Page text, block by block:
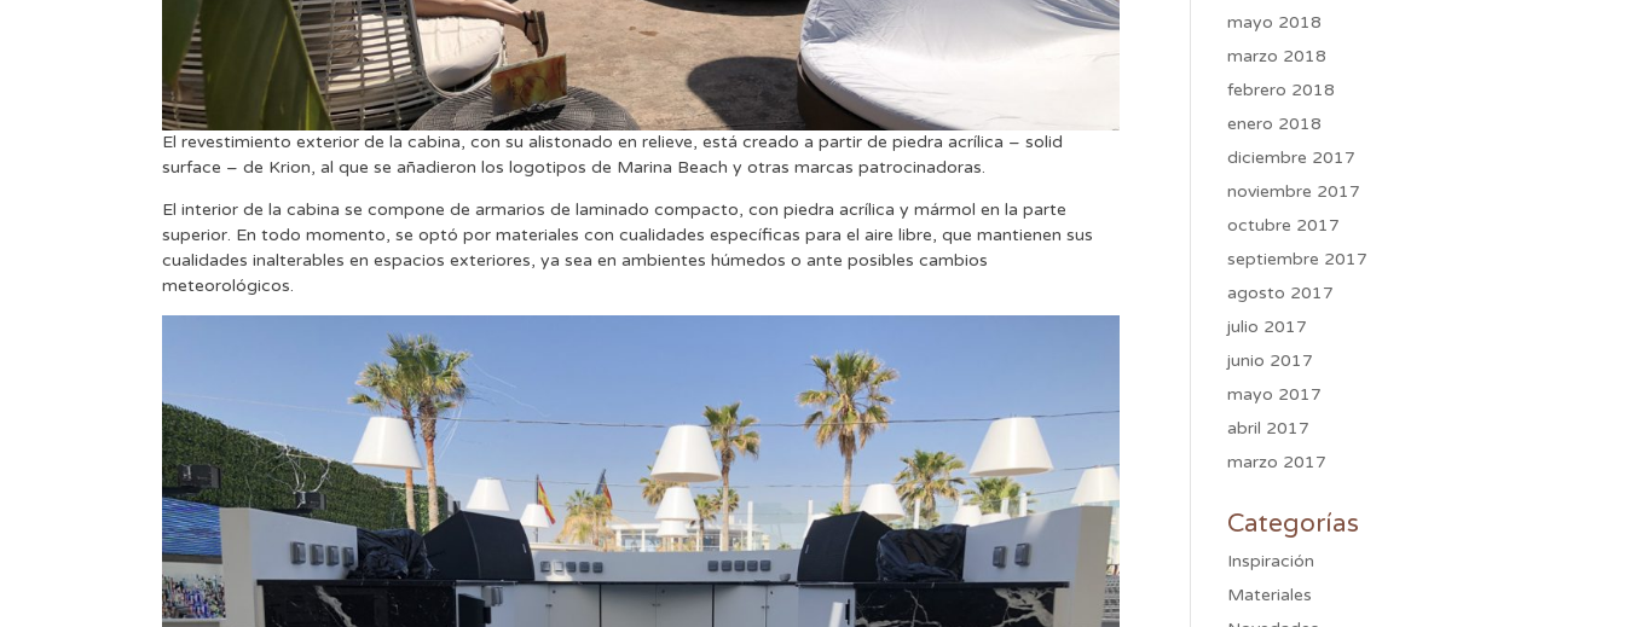
El revestimiento exterior de la cabina, con su alistonado en relieve, está creado a partir de piedra acrílica – solid
surface – de Krion, al que se añadieron los logotipos de Marina Beach y otras marcas patrocinadoras.
El interior de la cabina se compone de armarios de laminado compacto, con piedra acrílica y mármol en la parte
superior. En todo momento, se optó por materiales con cualidades específicas para el aire libre, que mantienen sus
cualidades inalterables en espacios exteriores, ya sea en ambientes húmedos o ante posibles cambios
meteorológicos.
mayo 2018
marzo 2018
febrero 2018
enero 2018
diciembre 2017
noviembre 2017
octubre 2017
septiembre 2017
agosto 2017
julio 2017
junio 2017
mayo 2017
abril 2017
marzo 2017
Categorías
Inspiración
Materiales